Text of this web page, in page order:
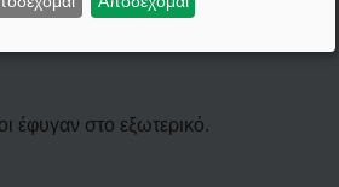
πληρώνουν υψηλότερους
έφυγαν στο εξωτερικό.